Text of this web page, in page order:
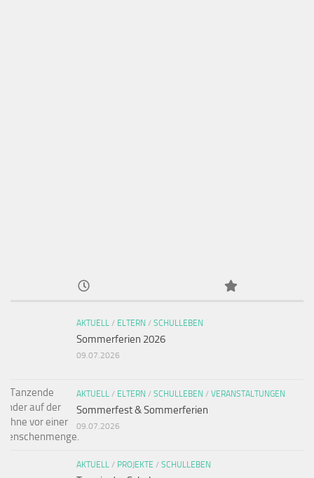
AKTUELL / ELTERN / SCHULLEBEN
Sommerferien 2026
09.07.2026
AKTUELL / ELTERN / SCHULLEBEN / VERANSTALTUNGEN
Sommerfest & Sommerferien
09.07.2026
AKTUELL / PROJEKTE / SCHULLEBEN